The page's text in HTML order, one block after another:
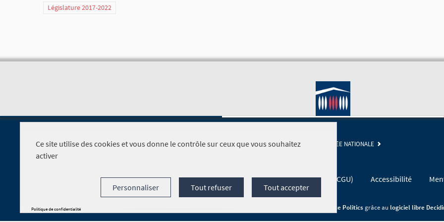
Législature 2017-2022
SITE DE L'ASSEMBLÉE NATIONALE
Foire aux questions Conditions générales d'utilisation (CGU) Accessibilité
Open Source Politicsgrâce au logiciel libre
Ce site utilise des cookies et vous donne le contrôle sur ceux que vous souhaitez
activer
Tout accepter
Tout refuser
Personnaliser
Politique de confidentialité